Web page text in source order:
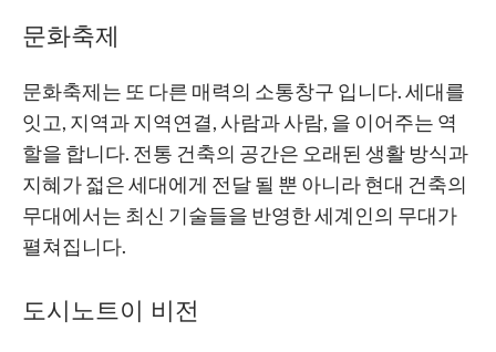
문화축제
문화축제는 또 다른 매력의 소통창구 입니다. 세대를
잇고, 지역과 지역연결, 사람과 사람, 을 이어주는 역
할을 합니다. 전통 건축의 공간은 오래된 생활 방식과
지혜가 젋은 세대에게 전달 될 뿐 아니라 현대 건축의
무대에서는 최신 기술들을 반영한 세계인의 무대가
펼쳐집니다.
도시노트이 비전